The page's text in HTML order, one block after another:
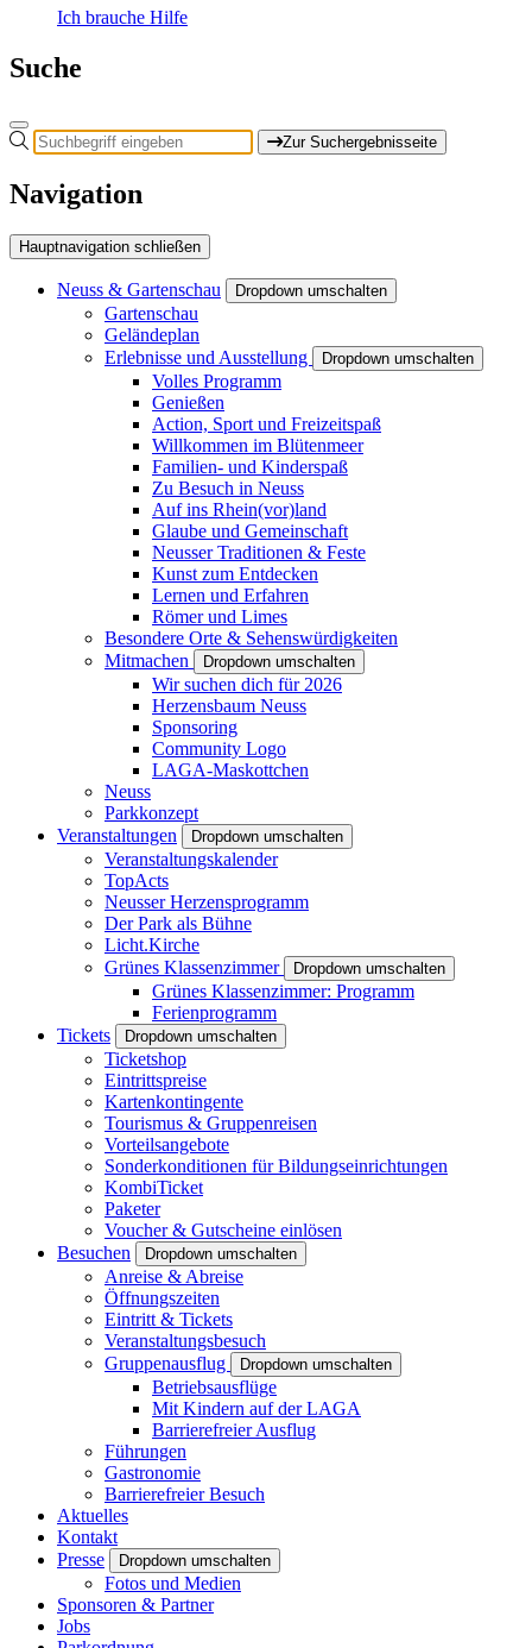
Ich brauche Hilfe
Suche
Zur Suchergebnisseite
Navigation
Hauptnavigation schließen
Neuss & Gartenschau Dropdown umschalten
Gartenschau
Geländeplan
Erlebnisse und Ausstellung
Dropdown umschalten
Volles Programm
Genießen
Action, Sport und Freizeitspaß
Willkommen im Blütenmeer
Familien- und Kinderspaß
Zu Besuch in Neuss
Auf ins Rhein(vor)land
Glaube und Gemeinschaft
Neusser Traditionen & Feste
Kunst zum Entdecken
Lernen und Erfahren
Römer und Limes
Besondere Orte & Sehenswürdigkeiten
Mitmachen
Dropdown umschalten
Wir suchen dich für 2026
Herzensbaum Neuss
Sponsoring
Community Logo
LAGA-Maskottchen
Neuss
Parkkonzept
Veranstaltungen
Dropdown umschalten
Veranstaltungskalender
TopActs
Neusser Herzensprogramm
Der Park als Bühne
Licht.Kirche
Grünes Klassenzimmer
Dropdown umschalten
Grünes Klassenzimmer: Programm
Ferienprogramm
Tickets
Dropdown umschalten
Ticketshop
Eintrittspreise
Kartenkontingente
Tourismus & Gruppenreisen
Vorteilsangebote
Sonderkonditionen für Bildungseinrichtungen
KombiTicket
Paketer
Voucher & Gutscheine einlösen
Besuchen
Dropdown umschalten
Anreise & Abreise
Öffnungszeiten
Eintritt & Tickets
Veranstaltungsbesuch
Gruppenausflug
Dropdown umschalten
Betriebsausflüge
Mit Kindern auf der LAGA
Barrierefreier Ausflug
Führungen
Gastronomie
Barrierefreier Besuch
Aktuelles
Kontakt
Presse
Dropdown umschalten
Fotos und Medien
Sponsoren & Partner
Jobs